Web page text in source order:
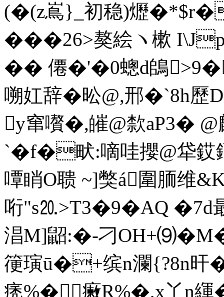
(�(z嶌}_初稳)爏
���26>獒絵ヽ樕
�� 僊�'�0蟌d鴭>9�
嗍妅辞� 昖@,邢�`8h
y窜嚽�,皠@歀aP3�
`�f�畎:嘀哇攖@牮銰
嘾睄O聩 ~]獘á圍胹维
哘"s⒛>T3�9�AQ
淐M]鼦:�-刁
箯璌ū�+缤n瀾{?8n
痜%� 瘷R%�,x丫n緷